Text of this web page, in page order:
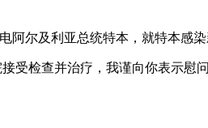
阿尔及利亚总统特本，就特本感染
受检查并治疗，我谨向你表示慰